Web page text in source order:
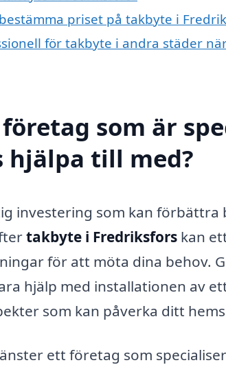
priset på takbyte i
för takbyte i andra städer
som är
hjälpa till med?
investering som kan
takbyte i Fredriksfors kan
för att möta dina behov.
hjälp med installationen av
som kan påverka ditt
ett företag som